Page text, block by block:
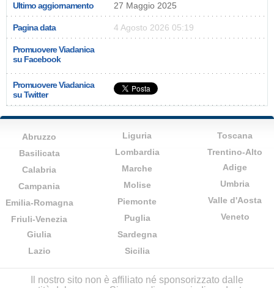
Ultimo aggiornamento 27 Maggio 2025
Pagina data 4 Agosto 2026 05:19
Promuovere Viadanica
su Facebook
Promuovere Viadanica
su Twitter
Abruzzo
Basilicata
Calabria
Campania
Emilia-Romagna
Friuli-Venezia
Giulia
Lazio
Liguria
Lombardia
Marche
Molise
Piemonte
Puglia
Sardegna
Sicilia
Toscana
Trentino-Alto
Adige
Umbria
Valle d'Aosta
Veneto
Il nostro sito non è affiliato né sponsorizzato dalle